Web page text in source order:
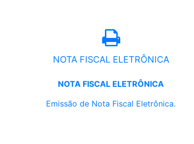
NOTA FISCAL ELETRÔNICA
NOTA FISCAL ELETRÔNICA
Emissão de Nota Fiscal Eletrônica.